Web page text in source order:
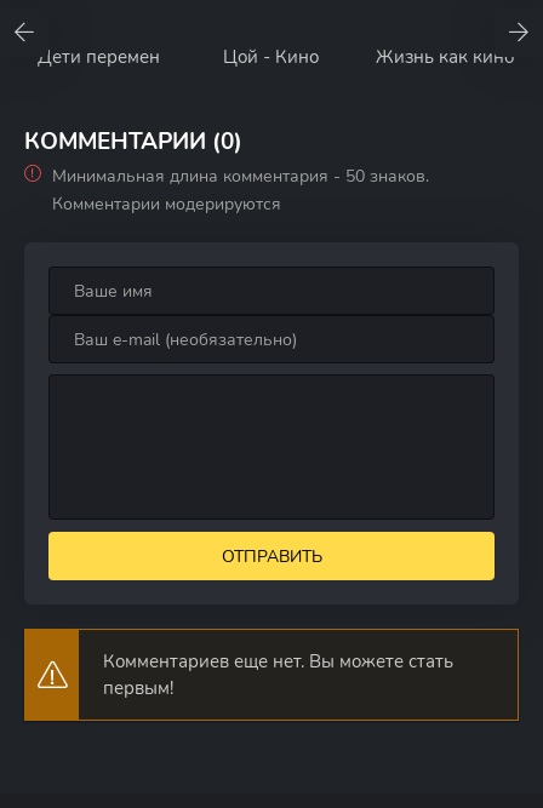
Дети перемен Цой - Кино Жизнь как кино
КОММЕНТАРИИ (0)
Минимальная длина комментария - 50 знаков.
Комментарии модерируются
ОТПРАВИТЬ
Комментариев еще нет. Вы можете стать
первым!